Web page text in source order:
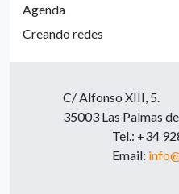
Agenda
Creando redes
C/ Alfonso XIII, 5.
35003 Las Palmas
Tel.: +34
Email: